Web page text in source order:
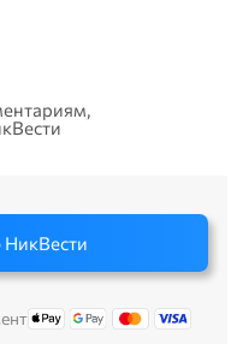
НикВести